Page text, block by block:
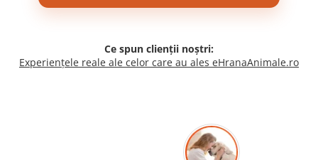
Ce spun clienții noștri:
Experiențele reale ale celor care au ales eHranaAnimale.ro